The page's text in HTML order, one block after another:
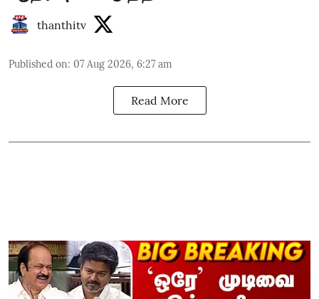
thanthitv
Published on: 07 Aug 2026, 6:27 am
Read More